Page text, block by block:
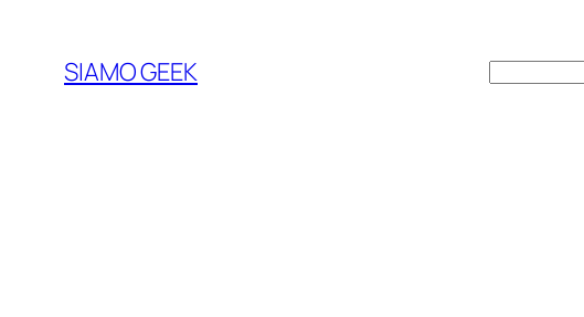
contenuto
SIAMO GEEK Cerca